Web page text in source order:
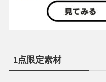
1点限定素材